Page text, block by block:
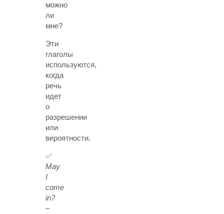
можно
ли
мне?
Эти
глаголы
используются,
когда
речь
идет
о
разрешении
или
вероятности.
✅
May
I
come
in?
–